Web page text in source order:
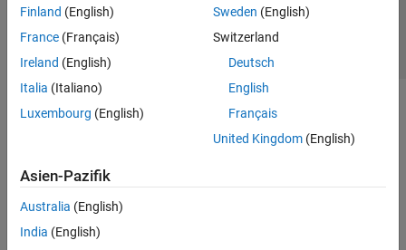
Finland (English)
France (Français)
Ireland (English)
Italia (Italiano)
Luxembourg (English)
Sweden (English)
Switzerland
Deutsch
English
Français
United Kingdom(English)
Asien-Pazifik
Australia (English)
India (English)
Website auswählen
Deutschland